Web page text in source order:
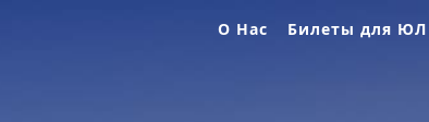
О Нас Билеты для ЮЛ